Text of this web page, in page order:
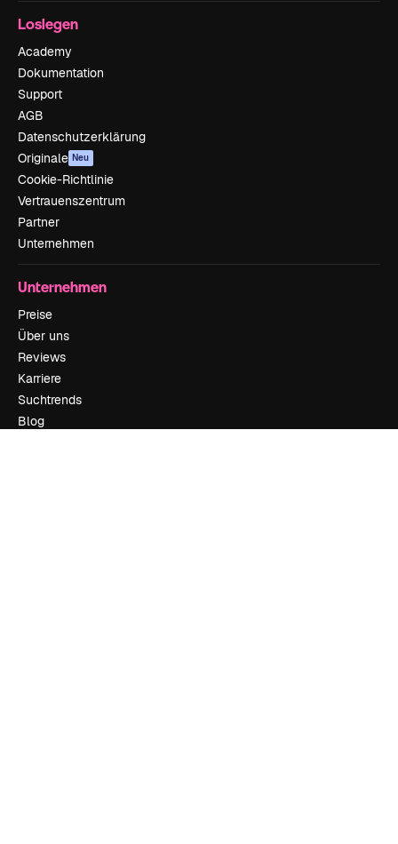
Loslegen
Academy
Dokumentation
Support
AGB
Datenschutzerklärung
Originale Neu
Cookie-Richtlinie
Vertrauenszentrum
Partner
Unternehmen
Unternehmen
Preise
Über uns
Reviews
Karriere
Suchtrends
Blog